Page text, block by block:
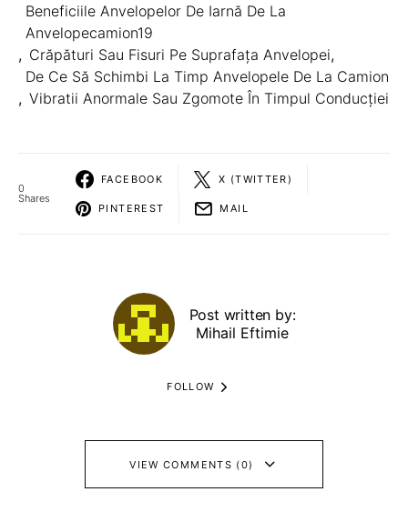
Beneficiile Anvelopelor De Iarnă De La
Anvelopecamion19
, Crăpături Sau Fisuri Pe Suprafața Anvelopei,
De Ce Să Schimbi La Timp Anvelopele De La Camion
, Vibratii Anormale Sau Zgomote În Timpul Conducției
0
Shares
FACEBOOK X (TWITTER)
PINTEREST MAIL
Post written by:
Mihail Eftimie
FOLLOW
VIEW COMMENTS (0)